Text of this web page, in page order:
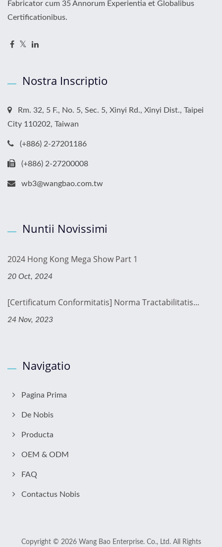
Fabricator cum 35 Annorum Experientia et Globalibus
Certificationibus.
Nostra Inscriptio
Rm. 32, 5 F., No. 5, Sec. 5, Xinyi Rd., Xinyi Dist., Taipei
City 110202, Taiwan
(+886) 2-27201186
(+886) 2-27200008
wb3@wangbao.com.tw
Nuntii Novissimi
2024 Hong Kong Mega Show Part 1
20 Oct, 2024
[Certificatum Conformitatis] Norma Tractabilitatis...
24 Nov, 2023
Navigatio
Pagina Prima
De Nobis
Producta
OEM & ODM
FAQ
Contactus Nobis
Copyright © 2026 Wang Bao Enterprise. Co., Ltd.All Rights